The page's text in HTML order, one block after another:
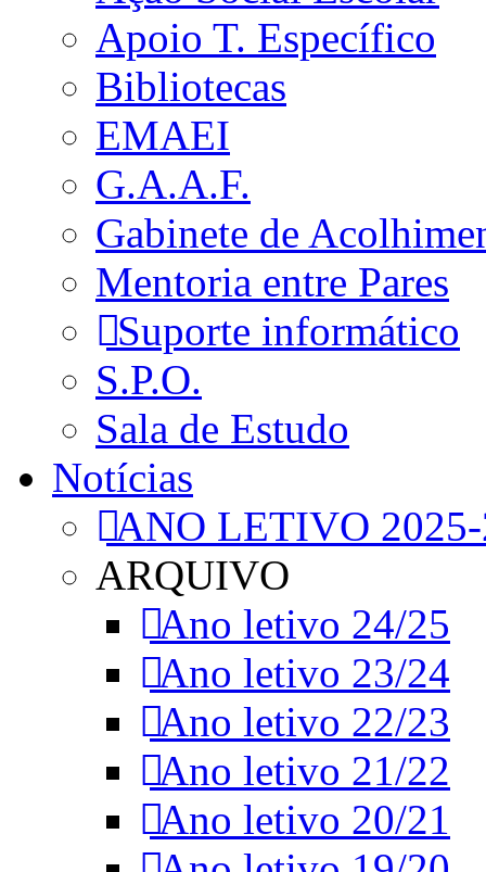
Apoio T. Específico
Bibliotecas
EMAEI
G.A.A.F.
Gabinete de
Mentoria entre Pares
Suporte informático
S.P.O.
Sala de Estudo
Notícias
ANO LETIVO
ARQUIVO
Ano letivo 24/25
Ano letivo 23/24
Ano letivo 22/23
Ano letivo 21/22
Ano letivo 20/21